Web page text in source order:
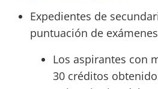
Expedientes de
puntuación de
Los aspirantes con
30 créditos